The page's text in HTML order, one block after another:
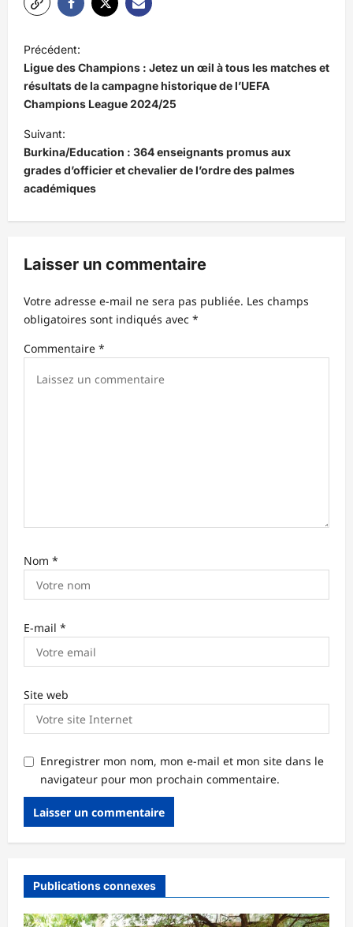
N
a
v
i
g
a
t
n
’
r
Précédent:
Ligue des Champions : Jetez un œil à tous les matches et
résultats de la campagne historique de l’UEFA
Champions League 2024/25
Suivant:
Burkina/Education : 364 enseignants promus aux
grades d’officier et chevalier de l’ordre des palmes
académiques
Laisser un commentaire
Votre adresse e-mail ne sera pas publiée. Les champs
obligatoires sont indiqués avec *
Commentaire *
Nom *
E-mail *
Site web
Enregistrer mon nom, mon e-mail et mon site dans le
navigateur pour mon prochain commentaire.
Publications connexes